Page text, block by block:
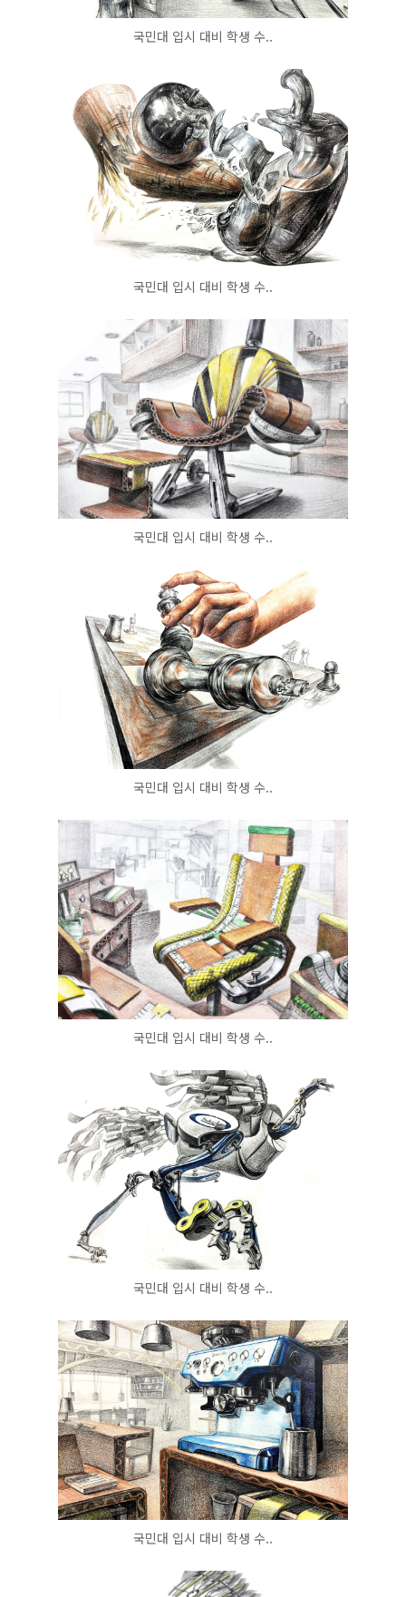
국민대 입시 대비 학생 수..
국민대 입시 대비 학생 수..
국민대 입시 대비 학생 수..
국민대 입시 대비 학생 수..
국민대 입시 대비 학생 수..
국민대 입시 대비 학생 수..
국민대 입시 대비 학생 수..